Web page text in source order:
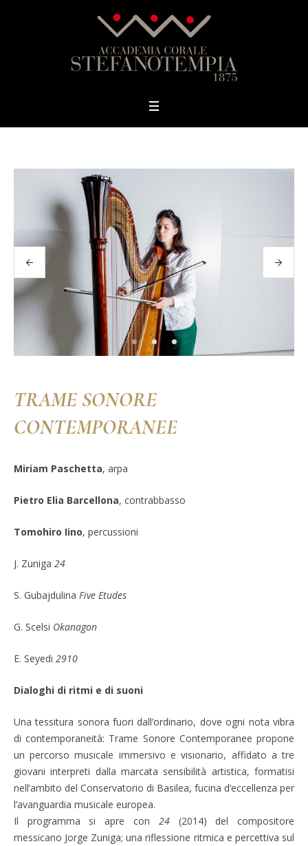
TRAME SONORE
CONTEMPORANEE
Miriam Paschetta, arpa
Pietro Elia Barcellona, contrabbasso
Tomohiro Iino, percussioni
J. Zuniga 24
S. Gubajdulina Five Etudes
G. Scelsi Okanagon
E. Seyedi 2910
Dialoghi di ritmi e di suoni
Una tessitura sonora fuori dall’ordinario, dove ogni nota vibra
di contemporaneità: Trame Sonore Contemporanee propone
un percorso musicale immersivo e visionario, affidato a tre
giovani interpreti dalla marcata sensibilità artistica, formatisi
nell’ambito del Conservatorio di Basilea, fucina d’eccellenza per
l’avanguardia musicale europea.
Il programma si apre con 24(2014) del compositore
messicano Jorge Zuniga; una riflessione ritmica e percettiva sul